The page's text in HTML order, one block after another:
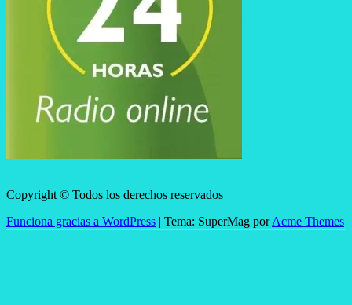
Copyright © Todos los derechos reservados
Funciona gracias a WordPress | Tema: SuperMag porAcme Themes